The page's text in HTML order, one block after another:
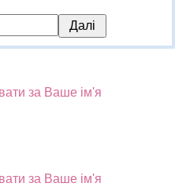
за Ваше ім'я
за Ваше ім'я